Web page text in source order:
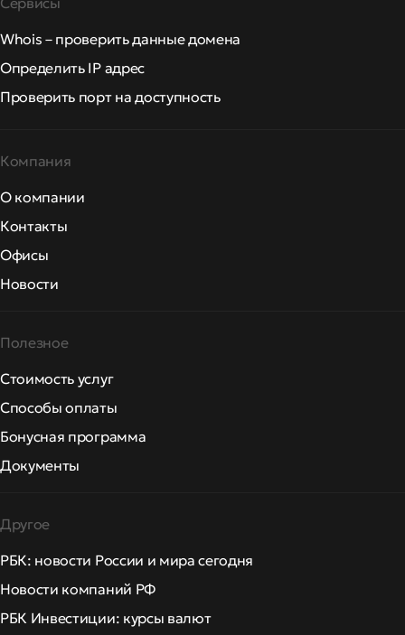
Whois – проверить данные домена
Определить IP адрес
Проверить порт на доступность
Компания
О компании
Контакты
Офисы
Новости
Полезное
Стоимость услуг
Способы оплаты
Бонусная программа
Документы
Другое
РБК: новости России и мира сегодня
Новости компаний РФ
РБК Инвестиции: курсы валют